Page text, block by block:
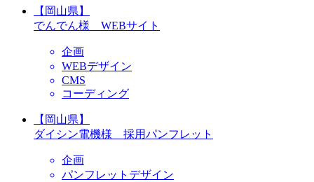
【岡山県】
でんでん様 WEBサイト
企画
WEBデザイン
CMS
コーディング
【岡山県】
ダイシン電機様 採用パンフレット
企画
パンフレットデザイン